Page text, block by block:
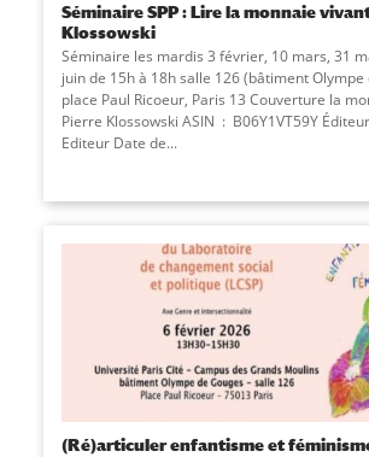
Séminaire SPP : Lire la monnaie
Klossowski
Séminaire les mardis 3 février, 10 mars, 31
juin de 15h à 18h salle 126 (bâtiment Olympe
place Paul Ricoeur, Paris 13 Couverture la
Pierre Klossowski ASIN ‏ : ‎ B06Y1VT59Y Éditeur ‏ : ‎ Eric Losfeld
Editeur Date de...
(Ré)articuler enfantisme et